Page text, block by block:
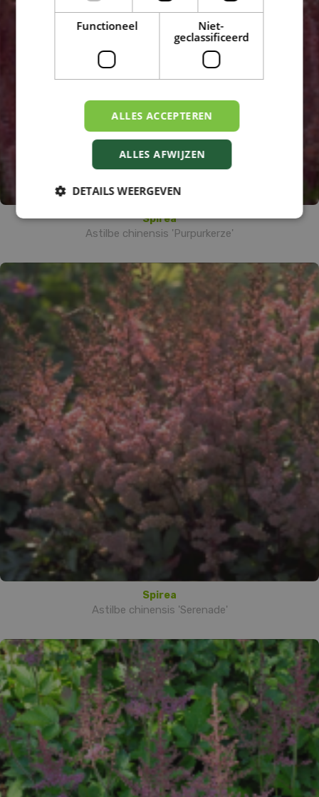
Spirea
Astilbe chinensis 'Purpurkerze'
Spirea
Astilbe chinensis 'Serenade'
Functioneel
Niet-
geclassificeerd
ALLES ACCEPTEREN
ALLES AFWIJZEN
DETAILS WEERGEVEN